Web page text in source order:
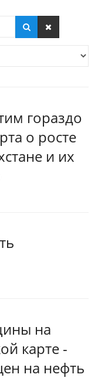
гораздо
о росте
и их
на
карте -
на нефть